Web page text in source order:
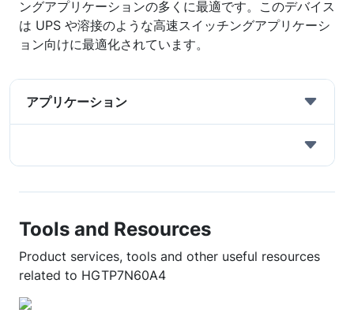
ングアプリケーションの多くに最適です。このデバイス
は UPS や溶接のような高速スイッチングアプリケーシ
ョン向けに最適化されています。
アプリケーション
Tools and Resources
Product services, tools and other useful resources
related to HGTP7N60A4